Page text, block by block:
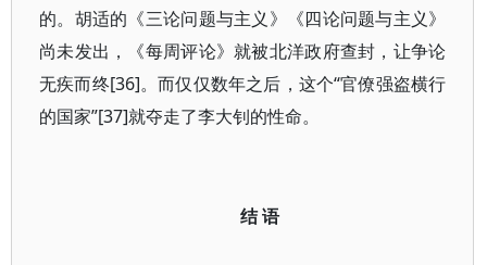
的。胡适的《三论问题与主义》《四论问题与主义》
尚未发出，《每周评论》就被北洋政府查封，让争论
无疾而终[36]。而仅仅数年之后，这个“官僚强盗横行
的国家”[37]就夺走了李大钊的性命。
结 语